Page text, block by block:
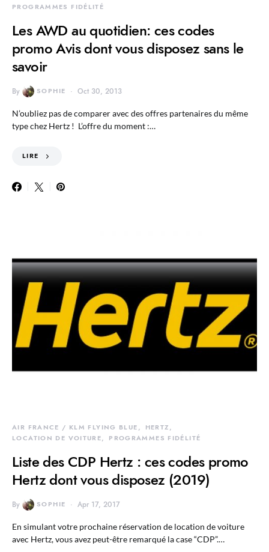
PROGRAMMES FIDÉLITÉ
Les AWD au quotidien: ces codes
promo Avis dont vous disposez sans le
savoir
By SOPHIE Oct 30, 2013
N’oubliez pas de comparer avec des offres partenaires du même
type chez Hertz ! L’offre du moment :…
LIRE
AIR FRANCE / KLM FLYING BLUE
HERTZ
LOCATION DE VOITURE
PROGRAMMES FIDÉLITÉ
Liste des CDP Hertz : ces codes promo
Hertz dont vous disposez (2019)
By SOPHIE Apr 17, 2017
En simulant votre prochaine réservation de location de voiture
avec Hertz, vous avez peut-être remarqué la case “CDP”.…